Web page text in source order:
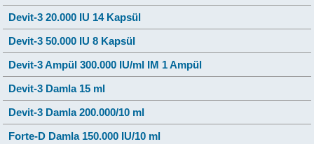
Devit-3 20.000 IU 14 Kapsül
Devit-3 50.000 IU 8 Kapsül
Devit-3 Ampül 300.000 IU/ml IM 1 Ampül
Devit-3 Damla 15 ml
Devit-3 Damla 200.000/10 ml
Forte-D Damla 150.000 IU/10 ml